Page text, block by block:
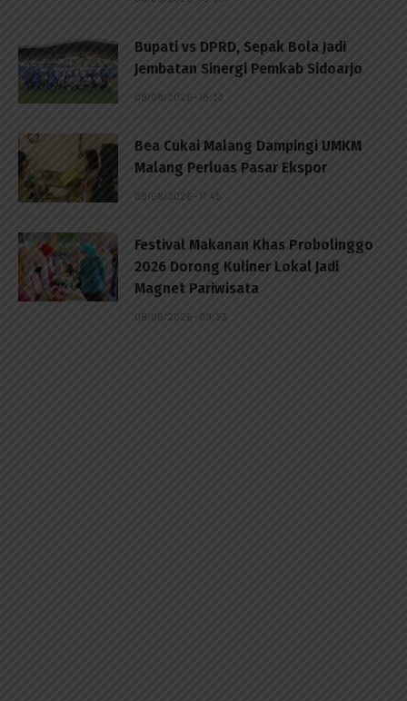
Bupati vs DPRD, Sepak Bola Jadi
Jembatan Sinergi Pemkab Sidoarjo
08/08/2026 - 18:33
Bea Cukai Malang Dampingi UMKM
Malang Perluas Pasar Ekspor
08/08/2026 - 11:45
Festival Makanan Khas Probolinggo
2026 Dorong Kuliner Lokal Jadi
Magnet Pariwisata
08/08/2026 - 09:23